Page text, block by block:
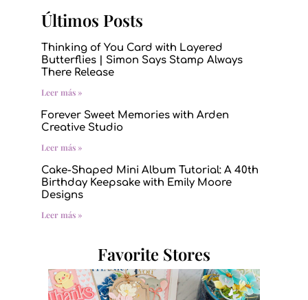
Últimos Posts
Thinking of You Card with Layered
Butterflies | Simon Says Stamp Always
There Release
Leer más »
Forever Sweet Memories with Arden
Creative Studio
Leer más »
Cake-Shaped Mini Album Tutorial: A 40th
Birthday Keepsake with Emily Moore
Designs
Leer más »
Favorite Stores